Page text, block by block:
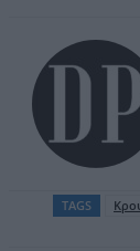
TAGS